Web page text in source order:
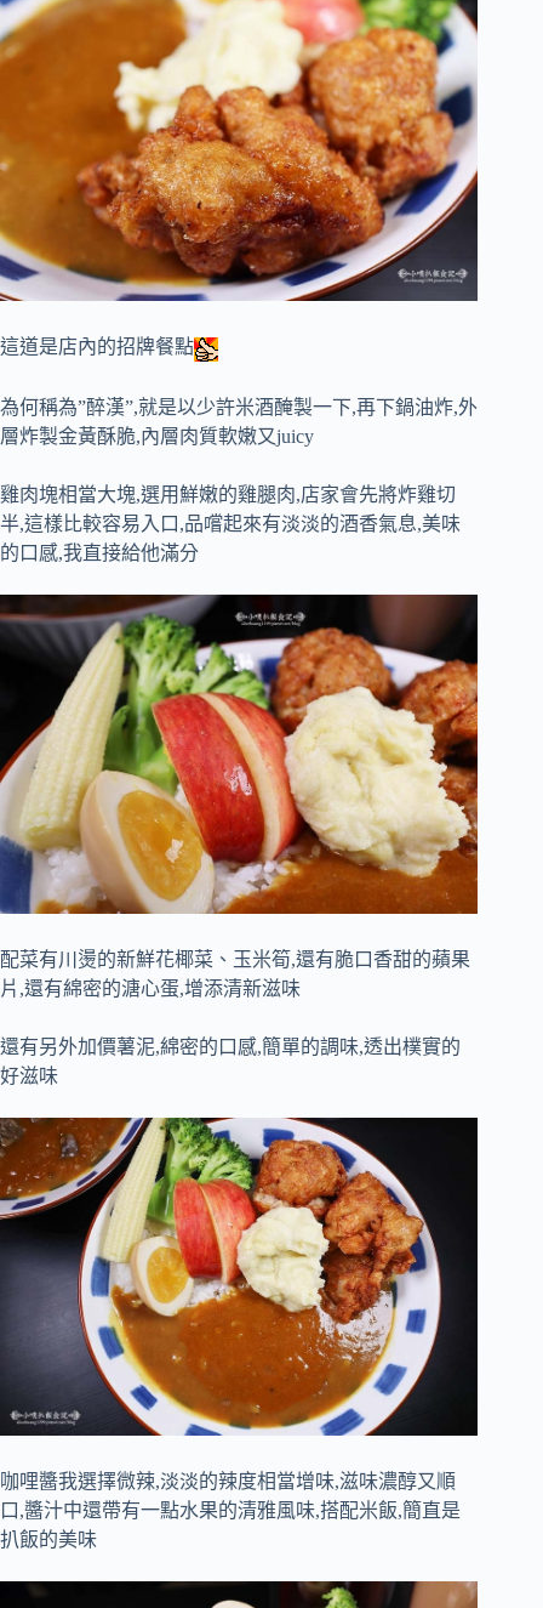
這道是店內的招牌餐點
為何稱為”醉漢”,就是以少許米酒醃製一下,再下鍋油炸,外
層炸製金黃酥脆,內層肉質軟嫩又juicy
雞肉塊相當大塊,選用鮮嫩的雞腿肉,店家會先將炸雞切
半,這樣比較容易入口,品嚐起來有淡淡的酒香氣息,美味
的口感,我直接給他滿分
配菜有川燙的新鮮花椰菜、玉米筍,還有脆口香甜的蘋果
片,還有綿密的溏心蛋,增添清新滋味
還有另外加價薯泥,綿密的口感,簡單的調味,透出樸實的
好滋味
咖哩醬我選擇微辣,淡淡的辣度相當增味,滋味濃醇又順
口,醬汁中還帶有一點水果的清雅風味,搭配米飯,簡直是
扒飯的美味